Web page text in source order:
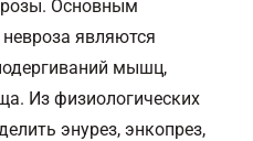
Основным
являются
мышц,
Из физиологических
энурез, энкопрез,